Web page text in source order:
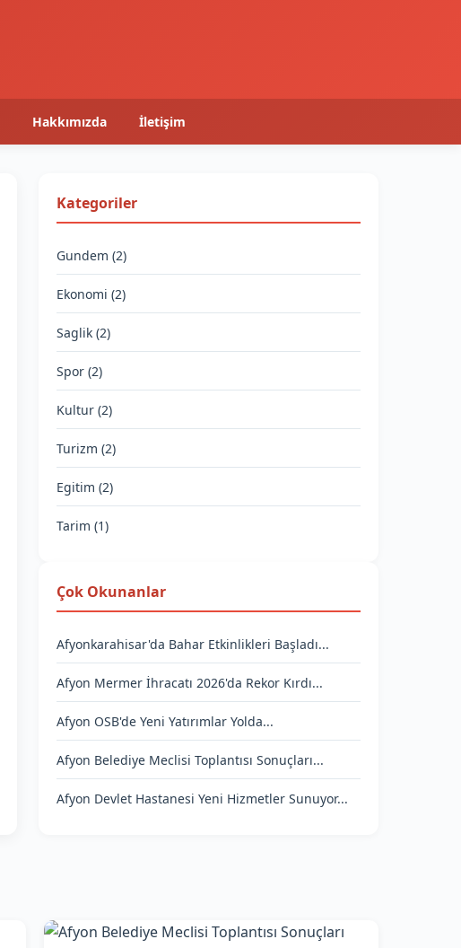
Hakkımızda İletişim
Kategoriler
Gundem (2)
Ekonomi (2)
Saglik (2)
Spor (2)
Kultur (2)
Turizm (2)
Egitim (2)
Tarim (1)
Çok Okunanlar
Afyonkarahisar'da Bahar Etkinlikleri Başladı...
Afyon Mermer İhracatı 2026'da Rekor Kırdı...
Afyon OSB'de Yeni Yatırımlar Yolda...
Afyon Belediye Meclisi Toplantısı Sonuçları...
Afyon Devlet Hastanesi Yeni Hizmetler Sunuyor...